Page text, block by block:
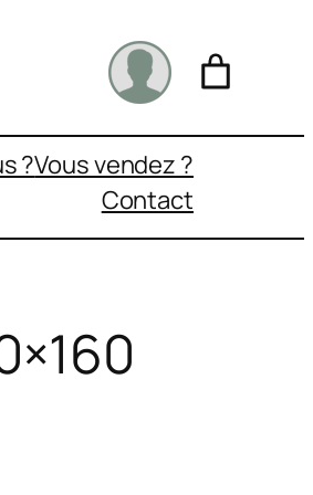
?Vous vendez ?
Contact